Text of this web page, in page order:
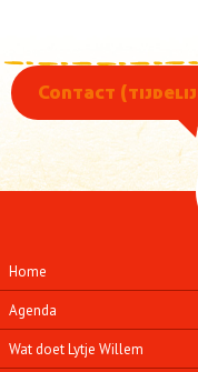
Contact
Home
Agenda
Wat doet Lytje Willem